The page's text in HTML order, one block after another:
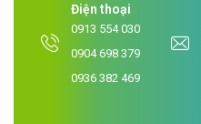
Điện thoại
0913 554 030
0904 698 379
0936 382 469